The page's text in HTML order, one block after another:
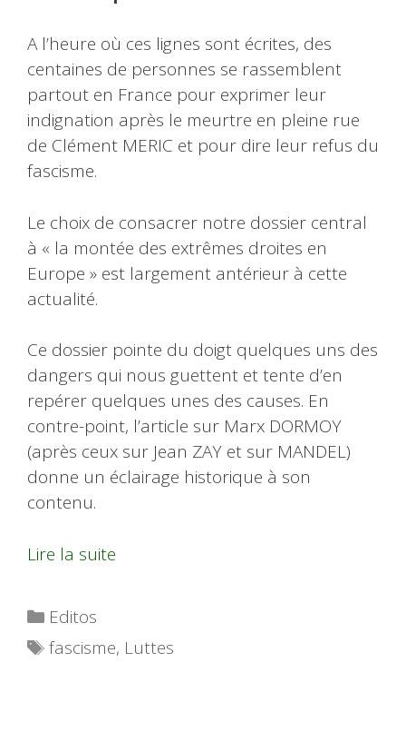
A l’heure où ces lignes sont écrites, des
centaines de personnes se rassemblent
partout en France pour exprimer leur
indignation après le meurtre en pleine rue
de Clément MERIC et pour dire leur refus du
fascisme.
Le choix de consacrer notre dossier central
à « la montée des extrêmes droites en
Europe » est largement antérieur à cette
actualité.
Ce dossier pointe du doigt quelques uns des
dangers qui nous guettent et tente d’en
repérer quelques unes des causes. En
contre-point, l’article sur Marx DORMOY
(après ceux sur Jean ZAY et sur MANDEL)
donne un éclairage historique à son
contenu.
Lire la suite
Catégories
Editos
Étiquettes
fascisme, Luttes